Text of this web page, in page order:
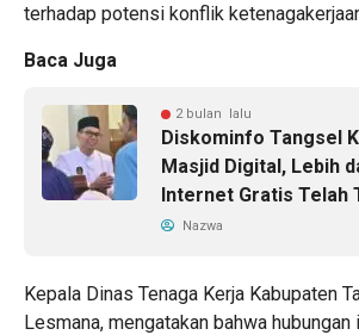
terhadap potensi konflik
Baca Juga
2 bulan lalu
Diskominfo Tangsel
Masjid Digital, Lebih
Internet Gratis Telah
Nazwa
Kepala Dinas Tenaga Kerja Kabupaten
Lesmana, mengatakan bahwa